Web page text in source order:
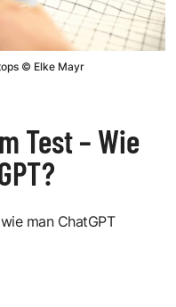
© Elke Mayr
Test – Wie
man ChatGPT